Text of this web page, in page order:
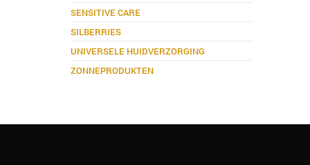
SENSITIVE CARE
SILBERRIES
UNIVERSELE HUIDVERZORGING
ZONNEPRODUKTEN